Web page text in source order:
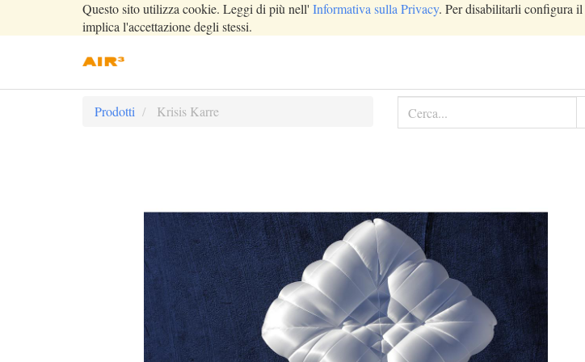
Questo sito utilizza cookie. Leggi di più nell' Informativa sulla Privacy. Per disabilitarli configura
implica l'accettazione degli stessi.
Prodotti Krisis Karre